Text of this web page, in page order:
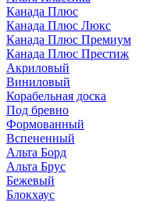
Канада Плюс
Канада Плюс Люкс
Канада Плюс Премиум
Канада Плюс Престиж
Акриловый
Виниловый
Корабельная доска
Под бревно
Формованный
Вспененный
Альта Борд
Альта Брус
Бежевый
Блокхаус